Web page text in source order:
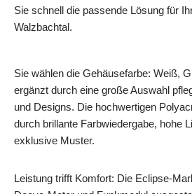
Sie schnell die passende Lösung für
Walzbachtal.
Sie wählen die Gehäusefarbe: Weiß,
ergänzt durch eine große Auswahl
und Designs. Die hochwertigen
durch brillante Farbwiedergabe, hohe
exklusive Muster.
Leistung trifft Komfort: Die Eclipse-